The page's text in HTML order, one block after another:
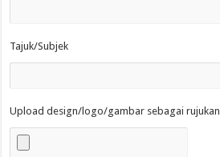
Tajuk/Subjek
Upload design/logo/gambar sebagai rujukan